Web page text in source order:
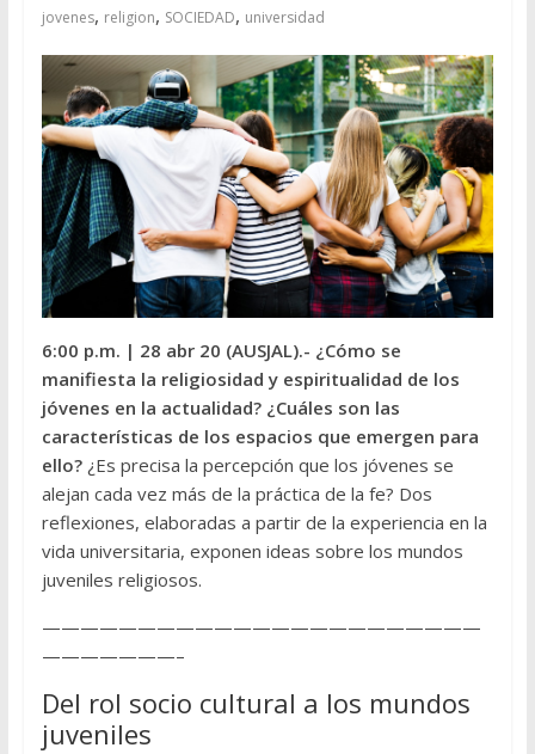
jovenes, religion, SOCIEDAD, universidad
6:00 p.m. | 28 abr 20 (AUSJAL).- ¿Cómo se
manifiesta la religiosidad y espiritualidad de los
jóvenes en la actualidad? ¿Cuáles son las
características de los espacios que emergen para
ello?¿Es precisa la percepción que los jóvenes se
alejan cada vez más de la práctica de la fe? Dos
reflexiones, elaboradas a partir de la experiencia en la
vida universitaria, exponen ideas sobre los mundos
juveniles religiosos.
———————————————————————
———————–
Del rol socio cultural a los mundos
juveniles